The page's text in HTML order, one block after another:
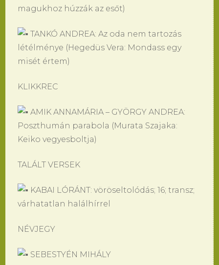
magukhoz húzzák az esőt)
TANKÓ ANDREA: Az oda nem tartozás
létélménye (Hegedüs Vera: Mondass egy
misét értem)
KLIKKREC
AMIK ANNAMÁRIA – GYÖRGY ANDREA:
Poszthumán parabola (Murata Szajaka:
Keiko vegyesboltja)
TALÁLT VERSEK
KABAI LÓRÁNT: vöröseltolódás; 16; transz;
várhatatlan halálhírrel
NÉVJEGY
SEBESTYÉN MIHÁLY